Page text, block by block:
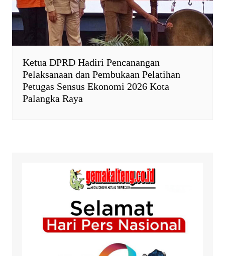
Ketua DPRD Hadiri Pencanangan
Pelaksanaan dan Pembukaan Pelatihan
Petugas Sensus Ekonomi 2026 Kota
Palangka Raya